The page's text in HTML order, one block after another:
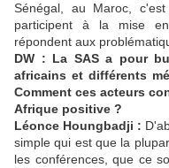
Sénégal, au Maroc,
participent à la mise
répondent aux
DW : La SAS a pour
africains et différents
Comment ces acteurs
Afrique positive ?
Léonce Houngbadji :
simple qui est que la
les conférences, que ce